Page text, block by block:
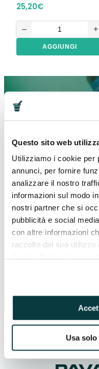
Questo sito web
Utilizziamo i cookie per
annunci, per fornire
analizzare il nostro
informazioni sul modo
nostri partner che si
pubblicità e social
con altre informazioni
raccolto dal suo utilizzo
Usa
25,20€
– +
AGGIUNGI
Ricevi subito il
valido sul
Acconsento a
Integratori e dichiaro